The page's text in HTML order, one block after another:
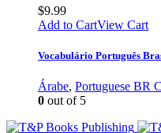
$9.99
Add to CartView Cart
Vocabulário Português
Árabe, Portuguese BR
0 out of 5